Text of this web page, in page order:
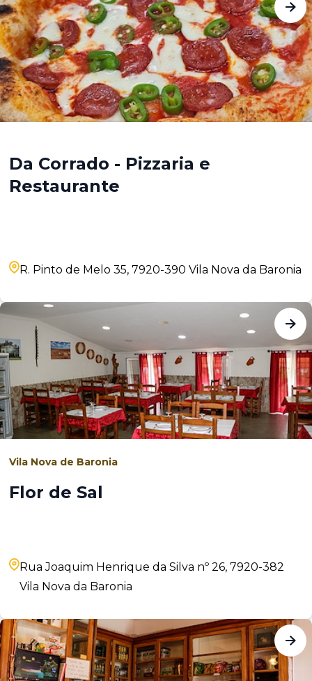
Da Corrado - Pizzaria e
Restaurante
R. Pinto de Melo 35, 7920-390 Vila Nova da Baronia
Vila Nova de Baronia
Flor de Sal
Rua Joaquim Henrique da Silva nº 26, 7920-382
Vila Nova da Baronia